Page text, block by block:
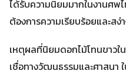
ได้รับความนิยมมากในงานศ
ต้องการความเรียบร้อยและสง่
เหตุผลที่นิยมดอกไม้โทนขาวใ
เชื่อทางวัฒนธรรมและศาสนา